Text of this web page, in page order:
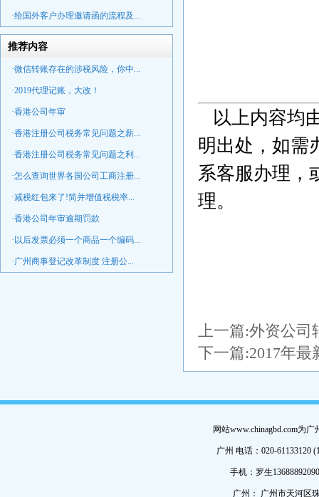
·给国外客户办理邀请函的流程及...
推荐内容
·微信转账存在的涉税风险，你中...
·2019代理记账，大改！
·香港公司年审
·香港注册公司税务常见问题之薪...
·香港注册公司税务常见问题之利...
·怎么查询世界各国公司工商注册...
·减税红包来了!简并增值税税率...
·香港公司年审逾期罚款
·以后发票必须一个商品一个编码...
·广州商事登记改革制度 注册公...
以上内容均
明出处，如需
系客服办理，
理。
上一篇:外资公司
下一篇:2017年
网站www.chinagbd.com为
广州 电话：020-61133120
手机：罗生
广州： 广州市天河区